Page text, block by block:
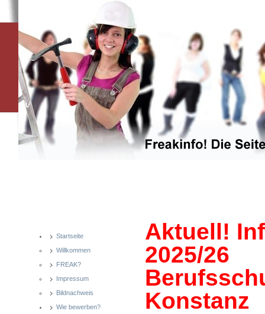
Startseite
Willkommen
FREAK?
Impressum
Bildnachweis
Wie bewerben?
Aktuell!
2025/26